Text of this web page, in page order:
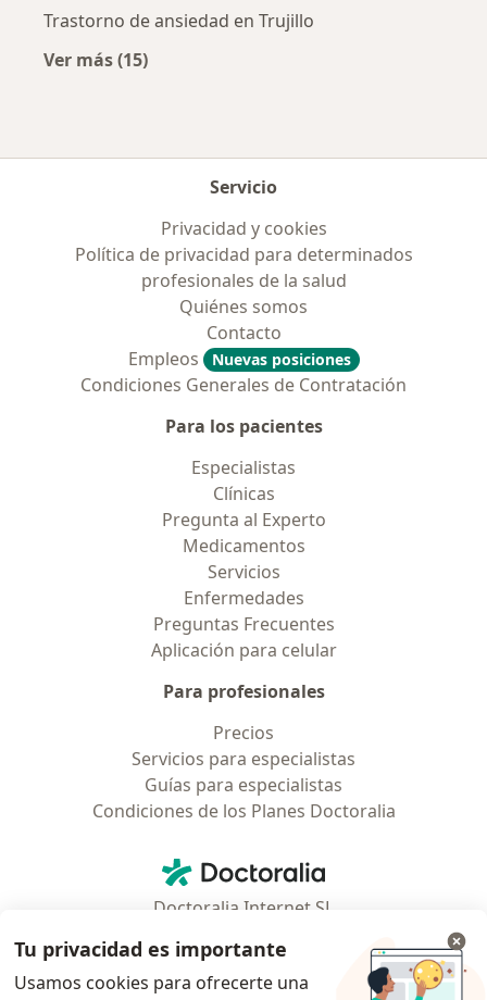
Trastorno de ansiedad en Trujillo
Ver más (15)
Servicio
Privacidad y cookies
Política de privacidad para determinados
profesionales de la salud
Quiénes somos
Contacto
Empleos
Nuevas posiciones
Condiciones Generales de Contratación
Para los pacientes
Especialistas
Clínicas
Pregunta al Experto
Medicamentos
Servicios
Enfermedades
Preguntas Frecuentes
Aplicación para celular
Para profesionales
Precios
Servicios para especialistas
Guías para especialistas
Condiciones de los Planes Doctoralia
Doctoralia - Página de inicio
Doctoralia Internet SL
08019 Barcelona, Spain
Tu privacidad es importante
Usamos cookies para ofrecerte una